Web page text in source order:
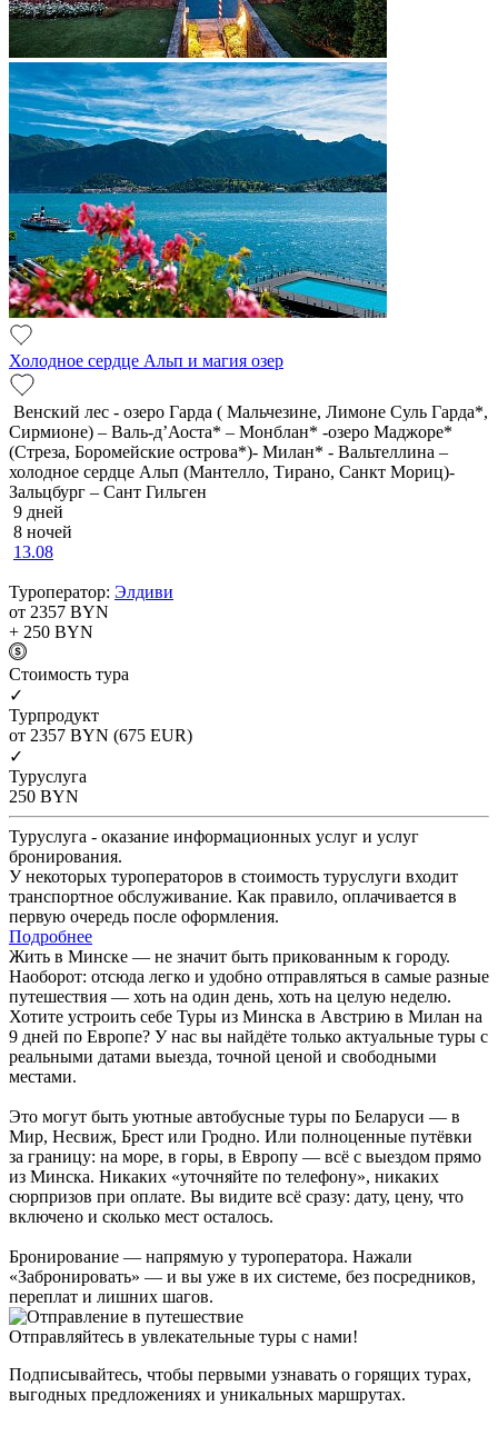
Холодное сердце Альп и магия озер
Венский лес - озеро Гарда ( Мальчезине, Лимоне Суль Гарда*,
Сирмионе) – Валь-д’Аоста* – Монблан* -озеро Маджоре*
(Стреза, Боромейские острова*)- Милан* - Вальтеллина –
холодное сердце Альп (Мантелло, Тирано, Санкт Мориц)-
Зальцбург – Сант Гильген
9 дней
8 ночей
13.08
Туроператор: Элдиви
от 2357 BYN
+ 250 BYN
Cтоимость тура
✓
Турпродукт
от 2357 BYN (675 EUR)
✓
Туруслуга
250 BYN
Туруслуга - оказание информационных услуг и услуг
бронирования.
У некоторых туроператоров в стоимость туруслуги входит
транспортное обслуживание. Как правило, оплачивается в
первую очередь после оформления.
Подробнее
Жить в Минске — не значит быть прикованным к городу.
Наоборот: отсюда легко и удобно отправляться в самые разные
путешествия — хоть на один день, хоть на целую неделю.
Хотите устроить себе Туры из Минска в Австрию в Милан на
9 дней по Европе? У нас вы найдёте только актуальные туры с
реальными датами выезда, точной ценой и свободными
местами.
Это могут быть уютные автобусные туры по Беларуси — в
Мир, Несвиж, Брест или Гродно. Или полноценные путёвки
за границу: на море, в горы, в Европу — всё с выездом прямо
из Минска. Никаких «уточняйте по телефону», никаких
сюрпризов при оплате. Вы видите всё сразу: дату, цену, что
включено и сколько мест осталось.
Бронирование — напрямую у туроператора. Нажали
«Забронировать» — и вы уже в их системе, без посредников,
переплат и лишних шагов.
Отправляйтесь в увлекательные туры с нами!
Подписывайтесь, чтобы первыми узнавать о горящих турах,
выгодных предложениях и уникальных маршрутах.